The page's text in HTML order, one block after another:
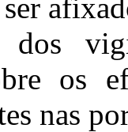
dos
os
nas